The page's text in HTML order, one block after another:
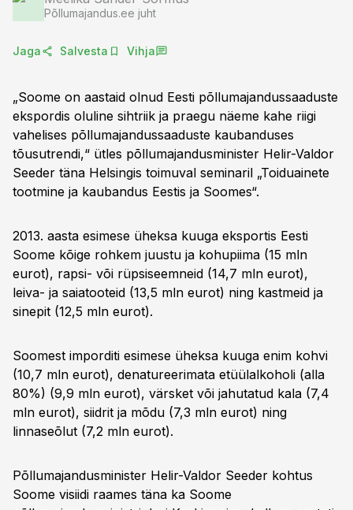
Põllumajandus.ee juht
Jaga Salvesta Vihja
„Soome on aastaid olnud Eesti põllumajandussaaduste
ekspordis oluline sihtriik ja praegu näeme kahe riigi
vahelises põllumajandussaaduste kaubanduses
tõusutrendi,“ ütles põllumajandusminister Helir-Valdor
Seeder täna Helsingis toimuval seminaril „Toiduainete
tootmine ja kaubandus Eestis ja Soomes“.
2013. aasta esimese üheksa kuuga eksportis Eesti
Soome kõige rohkem juustu ja kohupiima (15 mln
eurot), rapsi- või rüpsiseemneid (14,7 mln eurot),
leiva- ja saiatooteid (13,5 mln eurot) ning kastmeid ja
sinepit (12,5 mln eurot).
Soomest imporditi esimese üheksa kuuga enim kohvi
(10,7 mln eurot), denatureerimata etüülalkoholi (alla
80%) (9,9 mln eurot), värsket või jahutatud kala (7,4
mln eurot), siidrit ja mõdu (7,3 mln eurot) ning
linnaseõlut (7,2 mln eurot).
Põllumajandusminister Helir-Valdor Seeder kohtus
Soome visiidi raames täna ka Soome